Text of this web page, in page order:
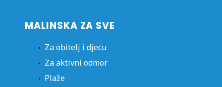
MALINSKA ZA SVE
Za obitelj i djecu
Za aktivni odmor
Plaže